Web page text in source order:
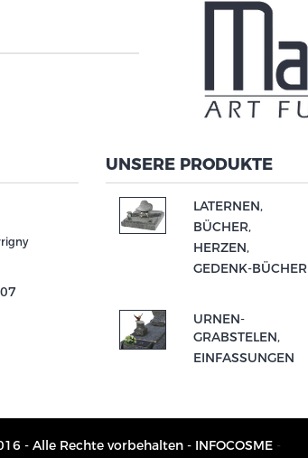
UNSERE PRODUKTE
LATERNEN,
BÜCHER,
HERZEN,
GEDENK-BÜCHER
URNEN-
GRABSTELEN,
EINFASSUNGEN
- Alle Rechte vorbehalten - INFOCOSME -